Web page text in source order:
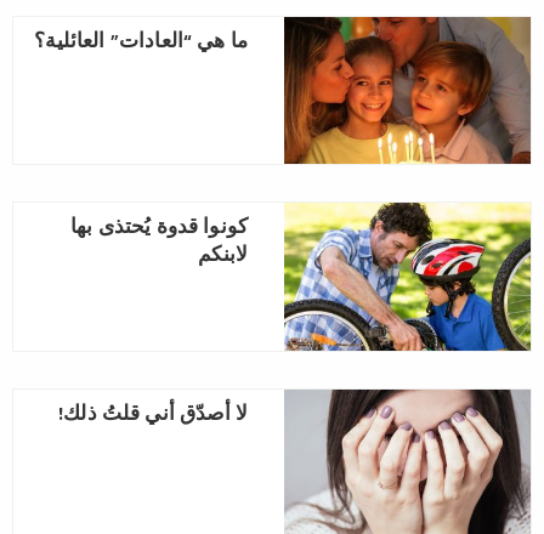
ما هي “العادات” العائلية؟
كونوا قدوة يُحتذى بها
لابنكم
لا أصدّق أني قلتُ ذلك!